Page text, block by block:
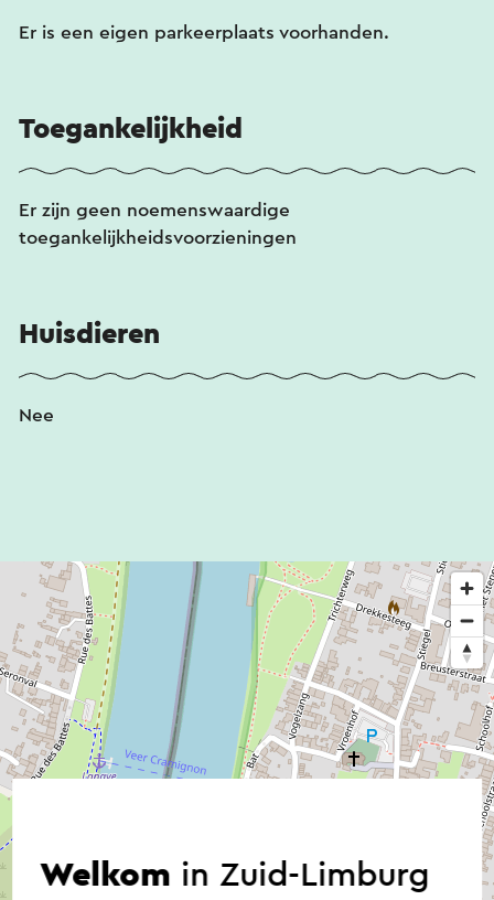
Er is een eigen parkeerplaats voorhanden.
Toegankelijkheid
Er zijn geen noemenswaardige
toegankelijkheidsvoorzieningen
Huisdieren
Nee
Welkom in Zuid-Limburg